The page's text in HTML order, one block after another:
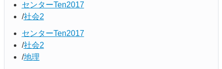
センターTen2017
社会2
センターTen2017
社会2
地理